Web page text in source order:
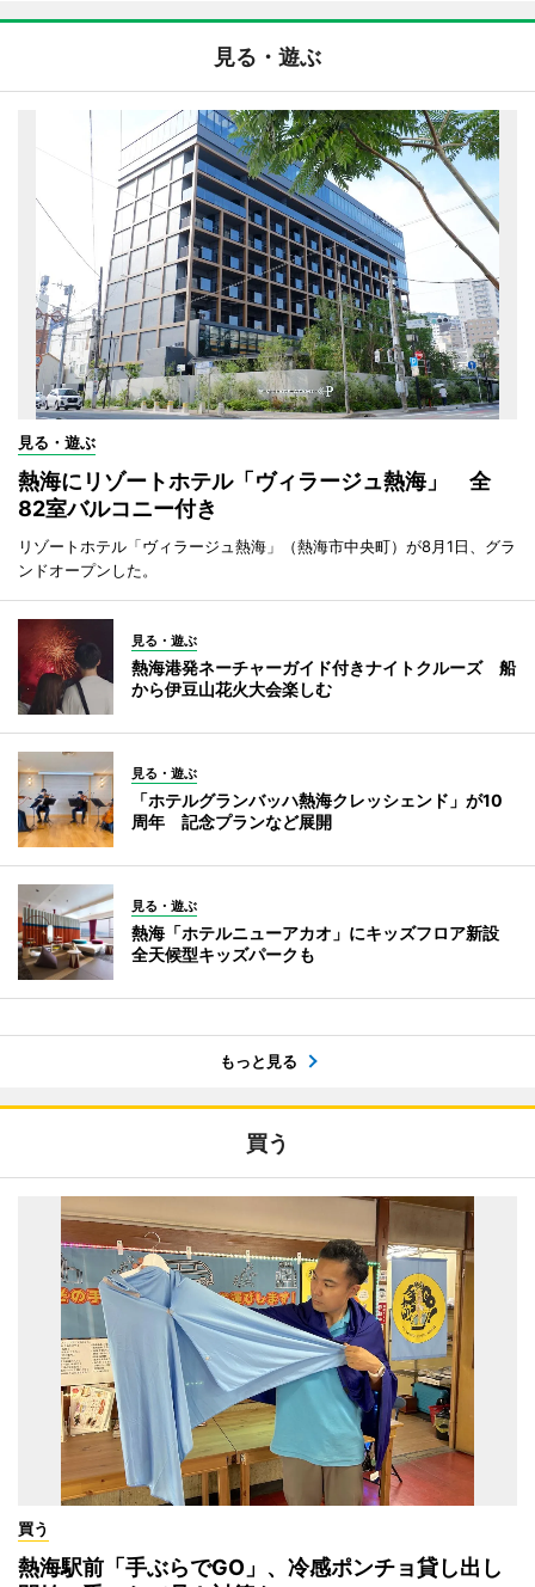
見る・遊ぶ
見る・遊ぶ
熱海にリゾートホテル「ヴィラージュ熱海」 全
82室バルコニー付き
リゾートホテル「ヴィラージュ熱海」（熱海市中央町）が8月1日、グラ
ンドオープンした。
見る・遊ぶ
熱海港発ネーチャーガイド付きナイトクルーズ 船
から伊豆山花火大会楽しむ
見る・遊ぶ
「ホテルグランバッハ熱海クレッシェンド」が10
周年 記念プランなど展開
見る・遊ぶ
熱海「ホテルニューアカオ」にキッズフロア新設
全天候型キッズパークも
もっと見る
買う
買う
熱海駅前「手ぶらでGO」、冷感ポンチョ貸し出し